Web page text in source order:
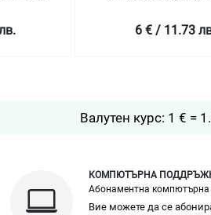
6 € / 11.73
Валутен курс: 1 € =
КОМПЮТЪРНА
Абонаментна
Вие можете да се